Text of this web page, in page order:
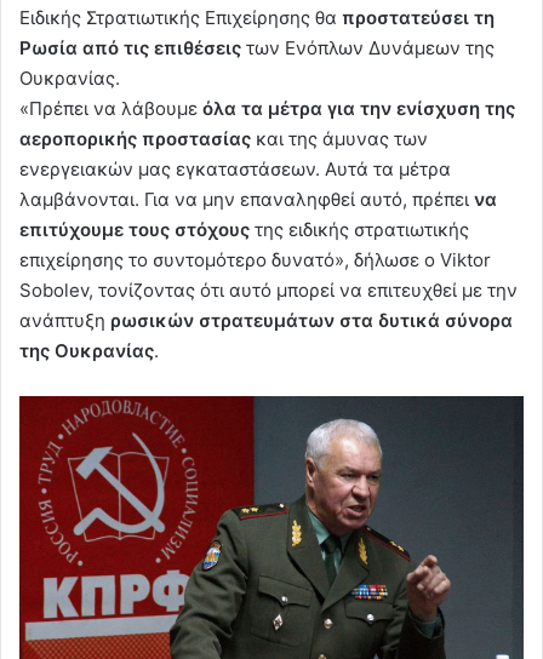
Ειδικής Στρατιωτικής Επιχείρησης θα προστατεύσει τη
Ρωσία από τις επιθέσεις των Ενόπλων Δυνάμεων της
Ουκρανίας.
«Πρέπει να λάβουμε όλα τα μέτρα για την ενίσχυση της
αεροπορικής προστασίας και της άμυνας των
ενεργειακών μας εγκαταστάσεων. Αυτά τα μέτρα
λαμβάνονται. Για να μην επαναληφθεί αυτό, πρέπει να
επιτύχουμε τους στόχους της ειδικής στρατιωτικής
επιχείρησης το συντομότερο δυνατό», δήλωσε ο Viktor
Sobolev, τονίζοντας ότι αυτό μπορεί να επιτευχθεί με την
ανάπτυξη ρωσικών στρατευμάτων στα δυτικά σύνορα
της Ουκρανίας.